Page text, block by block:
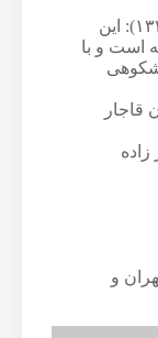
ساختمان بانک سپه در تهران (سال ۱۳۴۷): این
است و با
شکوهی
قاجار
و